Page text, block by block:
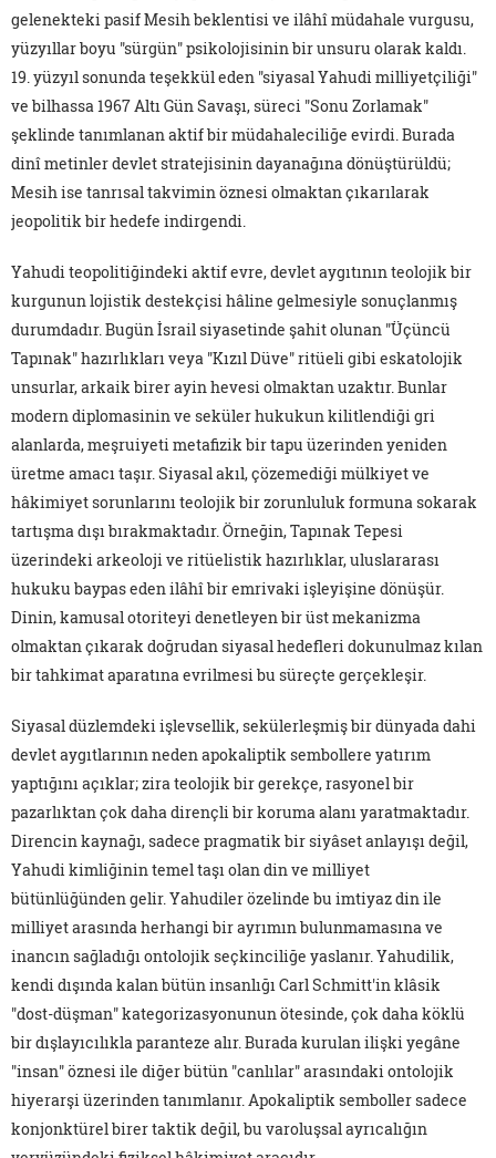
gelenekteki pasif Mesih beklentisi ve ilâhî müdahale vurgusu,
yüzyıllar boyu "sürgün" psikolojisinin bir unsuru olarak kaldı.
19. yüzyıl sonunda teşekkül eden "siyasal Yahudi milliyetçiliği"
ve bilhassa 1967 Altı Gün Savaşı, süreci "Sonu Zorlamak"
şeklinde tanımlanan aktif bir müdahaleciliğe evirdi. Burada
dinî metinler devlet stratejisinin dayanağına dönüştürüldü;
Mesih ise tanrısal takvimin öznesi olmaktan çıkarılarak
jeopolitik bir hedefe indirgendi.
Yahudi teopolitiğindeki aktif evre, devlet aygıtının teolojik bir
kurgunun lojistik destekçisi hâline gelmesiyle sonuçlanmış
durumdadır. Bugün İsrail siyasetinde şahit olunan "Üçüncü
Tapınak" hazırlıkları veya "Kızıl Düve" ritüeli gibi eskatolojik
unsurlar, arkaik birer ayin hevesi olmaktan uzaktır. Bunlar
modern diplomasinin ve seküler hukukun kilitlendiği gri
alanlarda, meşruiyeti metafizik bir tapu üzerinden yeniden
üretme amacı taşır. Siyasal akıl, çözemediği mülkiyet ve
hâkimiyet sorunlarını teolojik bir zorunluluk formuna sokarak
tartışma dışı bırakmaktadır. Örneğin, Tapınak Tepesi
üzerindeki arkeoloji ve ritüelistik hazırlıklar, uluslararası
hukuku baypas eden ilâhî bir emrivaki işleyişine dönüşür.
Dinin, kamusal otoriteyi denetleyen bir üst mekanizma
olmaktan çıkarak doğrudan siyasal hedefleri dokunulmaz kılan
bir tahkimat aparatına evrilmesi bu süreçte gerçekleşir.
Siyasal düzlemdeki işlevsellik, sekülerleşmiş bir dünyada dahi
devlet aygıtlarının neden apokaliptik sembollere yatırım
yaptığını açıklar; zira teolojik bir gerekçe, rasyonel bir
pazarlıktan çok daha dirençli bir koruma alanı yaratmaktadır.
Direncin kaynağı, sadece pragmatik bir siyâset anlayışı değil,
Yahudi kimliğinin temel taşı olan din ve milliyet
bütünlüğünden gelir. Yahudiler özelinde bu imtiyaz din ile
milliyet arasında herhangi bir ayrımın bulunmamasına ve
inancın sağladığı ontolojik seçkinciliğe yaslanır. Yahudilik,
kendi dışında kalan bütün insanlığı Carl Schmitt'in klâsik
"dost-düşman" kategorizasyonunun ötesinde, çok daha köklü
bir dışlayıcılıkla paranteze alır. Burada kurulan ilişki yegâne
"insan" öznesi ile diğer bütün "canlılar" arasındaki ontolojik
hiyerarşi üzerinden tanımlanır. Apokaliptik semboller sadece
konjonktürel birer taktik değil, bu varoluşsal ayrıcalığın